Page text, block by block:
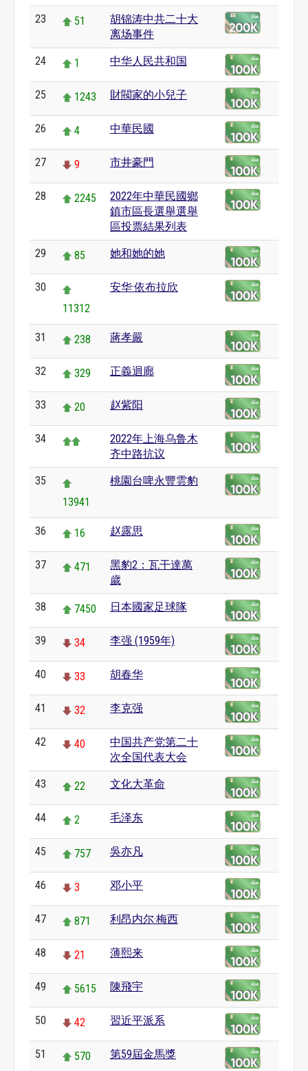
23 51
胡锦涛中共二十大
离场事件
24 1 中华人民共和国
25 1243 財閥家的小兒子
26 4 中華民國
27 9 市井豪門
28 2245
2022年中華民國鄉
鎮市區長選舉選舉
區投票結果列表
29 85 她和她的她
30
11312
安华·依布拉欣
31 238 蔣孝嚴
32 329 正義迴廊
33 20 赵紫阳
34
2022年上海乌鲁木
齐中路抗议
35
13941
桃園台啤永豐雲豹
36 16 赵露思
37 471
黑豹2：瓦干達萬
歲
38 7450 日本國家足球隊
39 34 李强 (1959年)
40 33 胡春华
41 32 李克强
42 40
中国共产党第二十
次全国代表大会
43 22 文化大革命
44 2 毛泽东
45 757 吳亦凡
46 3 邓小平
47 871 利昂内尔·梅西
48 21 薄熙来
49 5615 陳飛宇
50 42 習近平派系
51 570 第59屆金馬獎